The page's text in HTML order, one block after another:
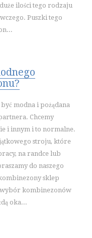
ilości tego rodzaju
Puszki tego
być modna i pożądana
Chcemy
i innym i to normalne.
stroju, które
na randce lub
do naszego
sklep
kombinezonów
oka...